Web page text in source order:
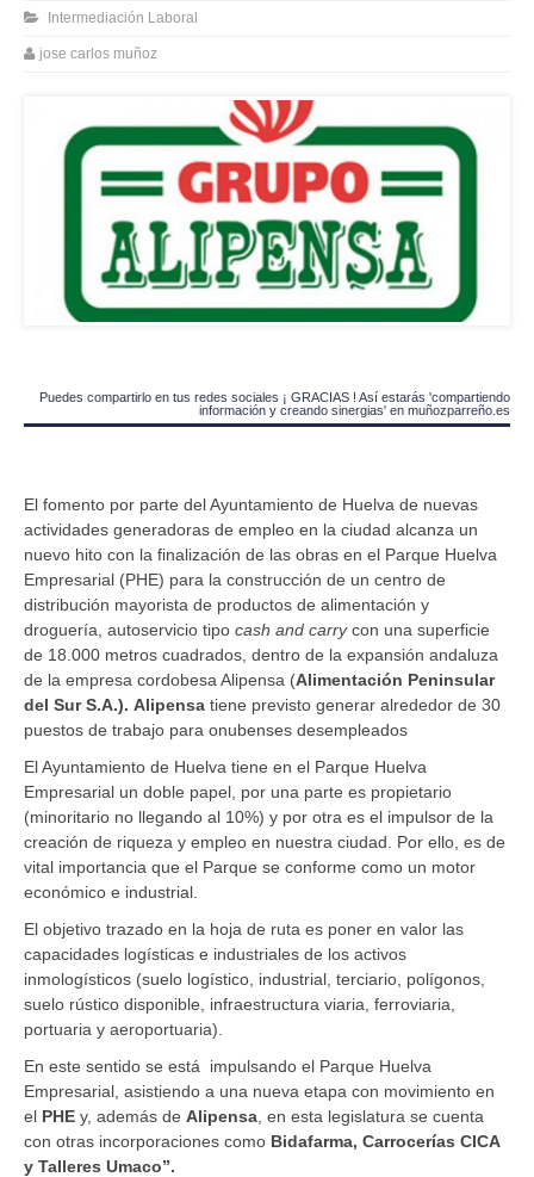
Intermediación Laboral
jose carlos muñoz
Puedes compartirlo en tus redes sociales ¡ GRACIAS ! Así estarás 'compartiendo
información y creando sinergias' en muñozparreño.es
El fomento por parte del Ayuntamiento de Huelva de nuevas
actividades generadoras de empleo en la ciudad alcanza un
nuevo hito con la finalización de las obras en el Parque Huelva
Empresarial (PHE) para la construcción de un centro de
distribución mayorista de productos de alimentación y
droguería, autoservicio tipo cash and carrycon una superficie
de 18.000 metros cuadrados, dentro de la expansión andaluza
de la empresa cordobesa Alipensa (Alimentación Peninsular
del Sur S.A.). Alipensa tiene previsto generar alrededor de 30
puestos de trabajo para onubenses desempleados
El Ayuntamiento de Huelva tiene en el Parque Huelva
Empresarial un doble papel, por una parte es propietario
(minoritario no llegando al 10%) y por otra es el impulsor de la
creación de riqueza y empleo en nuestra ciudad. Por ello, es de
vital importancia que el Parque se conforme como un motor
económico e industrial.
El objetivo trazado en la hoja de ruta es poner en valor las
capacidades logísticas e industriales de los activos
inmologísticos (suelo logístico, industrial, terciario, polígonos,
suelo rústico disponible, infraestructura viaria, ferroviaria,
portuaria y aeroportuaria).
En este sentido se está impulsando el Parque Huelva
Empresarial, asistiendo a una nueva etapa con movimiento en
el PHE y, además de Alipensa , en esta legislatura se cuenta
con otras incorporaciones como Bidafarma, Carrocerías CICA
y Talleres Umaco”.